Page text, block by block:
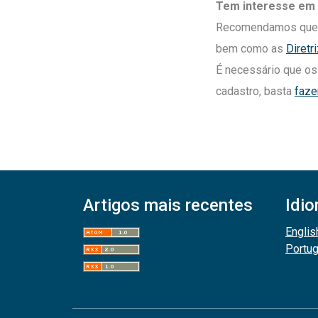
Tem interesse
Recomendamos
bem como as
É necessário que
cadastro, basta
Artigos mais recentes